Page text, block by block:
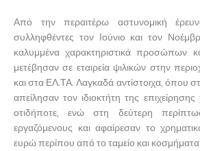
Από την περαιτέρω αστυνομική
συλληφθέντες τον Ιούνιο και τον
καλυμμένα χαρακτηριστικά προσώπων
μετέβησαν σε εταιρεία ψιλικών στην
και στα ΕΛ.ΤΑ. Λαγκαδά αντίστοιχα, όπου
απείλησαν τον ιδιοκτήτη της
οτιδήποτε, ενώ στη δεύτερη
εργαζόμενους και αφαίρεσαν το
ευρώ περίπου από το ταμείο και